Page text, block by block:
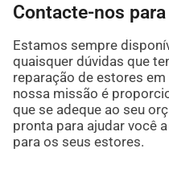
Contacte-nos
Estamos sempre
quaisquer dúvidas que
reparação de estores em
nossa missão é
que se adeque ao seu
pronta para ajudar você
para os seus estores.